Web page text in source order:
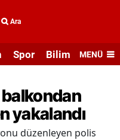
Ara
Spor Bilim veMENÜ
yakalandı
düzenleyen polis